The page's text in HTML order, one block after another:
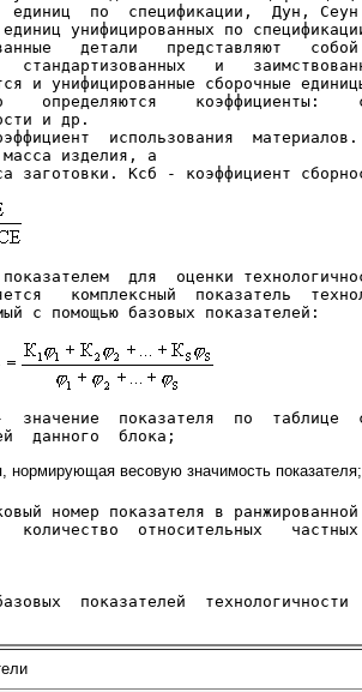
единиц  по  спецификации,  Дун,
унифицированных по
детали   представляют
стандартизованных   и
и унифицированные сборочные
определяются    коэффициенты:
и др.
использования
изделия, а
для  оценки
комплексный  показатель
с помощью базовых показателей:
показателя  по  таблице
данного  блока;
нормирующая весовую значимость показателя;
номер показателя в ранжированной
показателей  технологичности